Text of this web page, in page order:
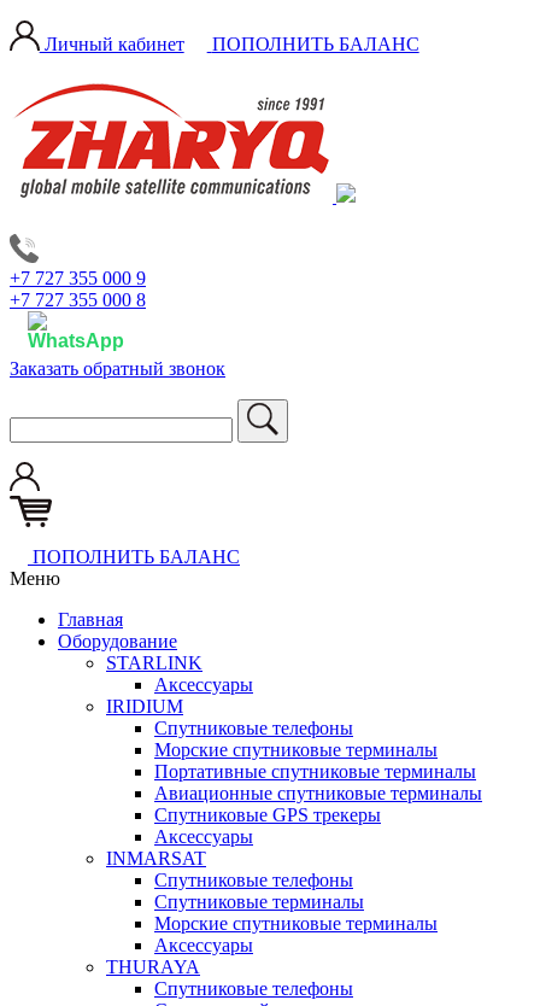
Личный кабинет ПОПОЛНИТЬ БАЛАНС
+7 727 355 000 9
+7 727 355 000 8
Заказать обратный звонок
ПОПОЛНИТЬ БАЛАНС
Меню
Главная
Оборудование
STARLINK
Аксессуары
IRIDIUM
Спутниковые телефоны
Морские спутниковые терминалы
Портативные спутниковые терминалы
Авиационные спутниковые терминалы
Спутниковые GPS трекеры
Аксессуары
INMARSAT
Спутниковые телефоны
Спутниковые терминалы
Морские спутниковые терминалы
Аксессуары
THURAYA
Спутниковые телефоны